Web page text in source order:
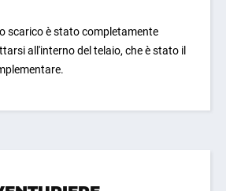
scarico è stato completamente
all'interno del telaio, che è stato il